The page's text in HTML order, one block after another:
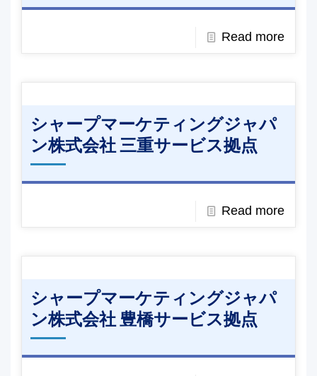
Read more
シャープマーケティングジャパ
ン株式会社 三重サービス拠点
Read more
シャープマーケティングジャパ
ン株式会社 豊橋サービス拠点